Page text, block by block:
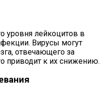
уровня лейкоцитов в
Вирусы могут
отвечающего за
приводит к их снижению.